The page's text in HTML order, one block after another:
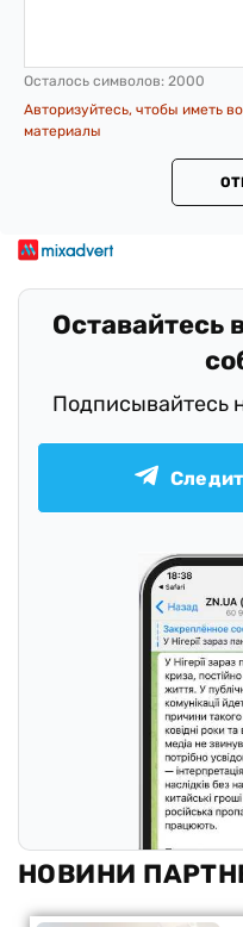
Осталось символов: 2000
Авторизуйтесь, чтобы иметь
материалы
Оставайтесь
Подписывайтесь